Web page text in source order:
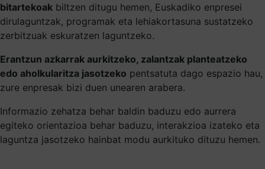
bitartekoak biltzen ditugu hemen, Euskadiko enpresei
dirulaguntzak, programak eta lehiakortasuna sustatzeko
zerbitzuak eskuratzen laguntzeko.
Erantzun azkarrak aurkitzeko, zalantzak planteatzeko
edo aholkularitza jasotzeko pentsatuta dago espazio hau,
zure enpresak bizi duen unearen arabera.
Informazio zehatza behar baldin baduzu edo aurrera
egiteko orientazioa behar baduzu, interakzioa izateko eta
laguntza jasotzeko hainbat modu aurkituko dituzu hemen.